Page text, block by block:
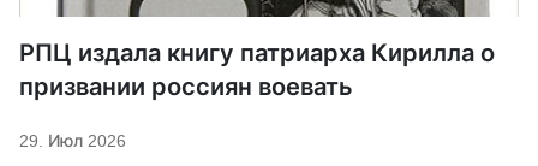
РПЦ издала книгу патриарха Кирилла о
призвании россиян воевать
29. Июл 2026